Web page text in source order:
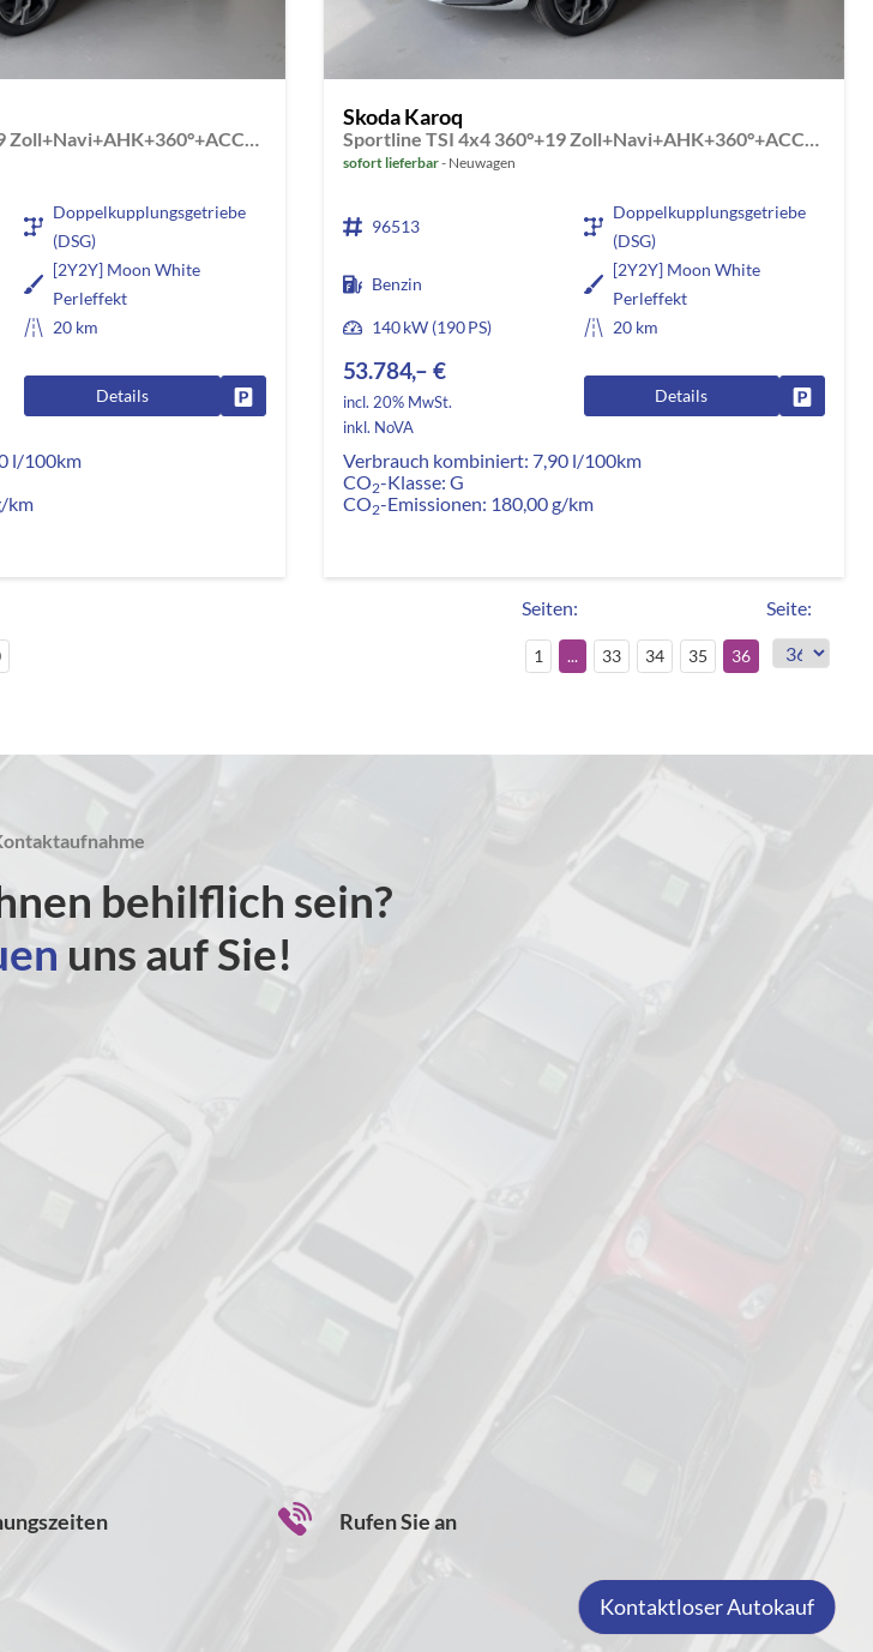
Kontaktloser Autokauf
Sportline TSI 4x4 360°+19 Zoll+Navi+AHK+360°+ACC+Frontscheibe beheizbar+Travel Assist
Doppelkupplungsgetriebe
(DSG)
[2Y2Y] Moon White
Perleffekt
20 km
Details Fahrzeug parken
l/100km
km
Skoda Karoq
Sportline TSI 4x4 360°+19 Zoll+Navi+AHK+360°+ACC+Frontscheibe beheizbar+Travel Assist
sofort lieferbar Neuwagen
96513
Doppelkupplungsgetriebe
(DSG)
Benzin
[2Y2Y] Moon White
Perleffekt
140 kW (190 PS)
20 km
53.784,– €
incl. 20% MwSt.
inkl. NoVA
Details
Verbrauch kombiniert: 7,90 l/100km
CO2-Klasse: G
CO2-Emissionen: 180,00 g/km
Seite:
Seiten:
1 ... 33 34 35 36
behilflich sein?
uns auf Sie!
Rufen Sie an